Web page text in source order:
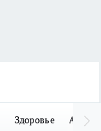
Здоровье Авто